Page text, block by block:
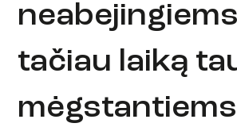
tačiau laiką
mėgstantiems